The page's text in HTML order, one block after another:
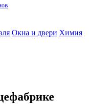
Окна и двери Химия